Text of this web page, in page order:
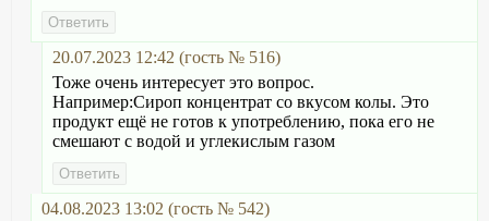
20.07.2023 12:42 (гость № 516)
Тоже очень интересует это вопрос.
Например:Сироп концентрат со вкусом колы. Это
продукт ещё не готов к употреблению, пока его не
смешают с водой и углекислым газом
04.08.2023 13:02 (гость № 542)